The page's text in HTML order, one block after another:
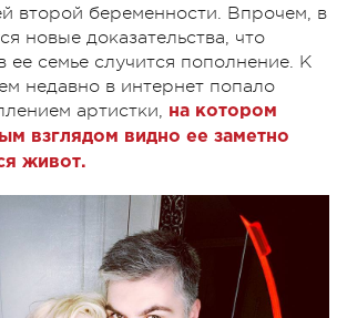
второй беременности. Впрочем, в
новые доказательства, что
ее семье случится пополнение. К
недавно в интернет попало
артистки, на котором
взглядом видно ее заметно
живот.